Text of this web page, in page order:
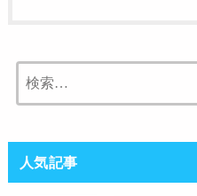
人気記事